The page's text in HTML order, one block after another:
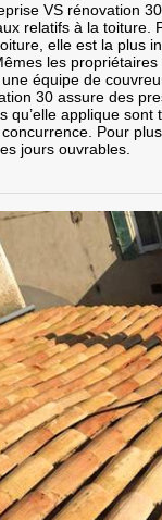
VS rénovation
relatifs à la toiture.
elle est la plus
les
équipe de
30 assure des
qu’elle applique sont
Pour
jours ouvrables.